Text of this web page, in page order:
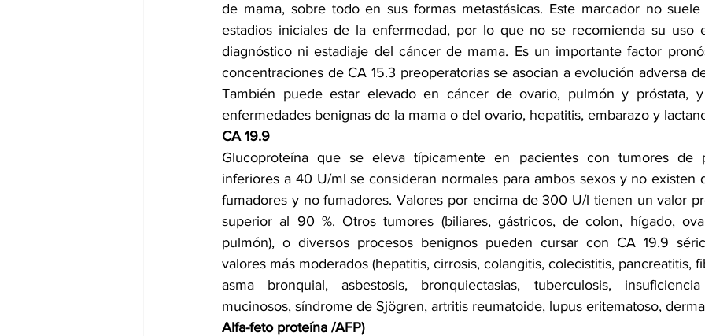
de mama, sobre todo en sus formas metastásicas. Este marcador no
estadios iniciales de la enfermedad, por lo que no se recomienda su uso
diagnóstico ni estadiaje del cáncer de mama. Es un importante factor
concentraciones de CA 15.3 preoperatorias se asocian a evolución adversa
También puede estar elevado en cáncer de ovario, pulmón y próstata,
enfermedades benignas de la mama o del ovario, hepatitis, embarazo y
CA 19.9
Glucoproteína que se eleva típicamente en pacientes con tumores de
inferiores a 40 U/ml se consideran normales para ambos sexos y no existen
fumadores y no fumadores. Valores por encima de 300 U/l tienen un valor
superior al 90 %. Otros tumores (biliares, gástricos, de colon, hígado,
pulmón), o diversos procesos benignos pueden cursar con CA 19.9
valores más moderados (hepatitis, cirrosis, colangitis, colecistitis, pancreatitis,
asma bronquial, asbestosis, bronquiectasias, tuberculosis,
mucinosos, síndrome de Sjögren, artritis reumatoide, lupus eritematoso,
Alfa-feto proteína /AFP)